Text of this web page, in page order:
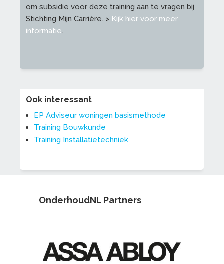
om subsidie voor deze training aan te vragen bij
Stichting Mijn Carrière. > Kijk hier voor meer
informatie.
Ook interessant
EP Adviseur woningen basismethode
Training Bouwkunde
Training Installatietechniek
OnderhoudNL Partners